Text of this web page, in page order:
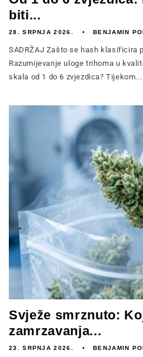
biti...
28. SRPNJA 2026. BENJAMIN
SADRŽAJ Zašto se hash klasificira
Razumijevanje uloge trihoma u
skala od 1 do 6 zvjezdica? Tijekom...
Svježe smrznuto:
zamrzavanja...
23. SRPNJA 2026. BENJAMIN